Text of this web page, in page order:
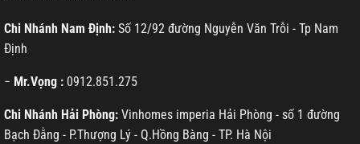
Chi Nhánh Nam Định: Số 12/92 đường Nguyễn Văn Trỗi - Tp Nam
Định
− Mr.Vọng : 0912.851.275
Chi Nhánh Hải Phòng: Vinhomes imperia Hải Phòng - số 1 đường
Bạch Đằng - P.Thượng Lý - Q.Hồng Bàng - TP. Hà Nội